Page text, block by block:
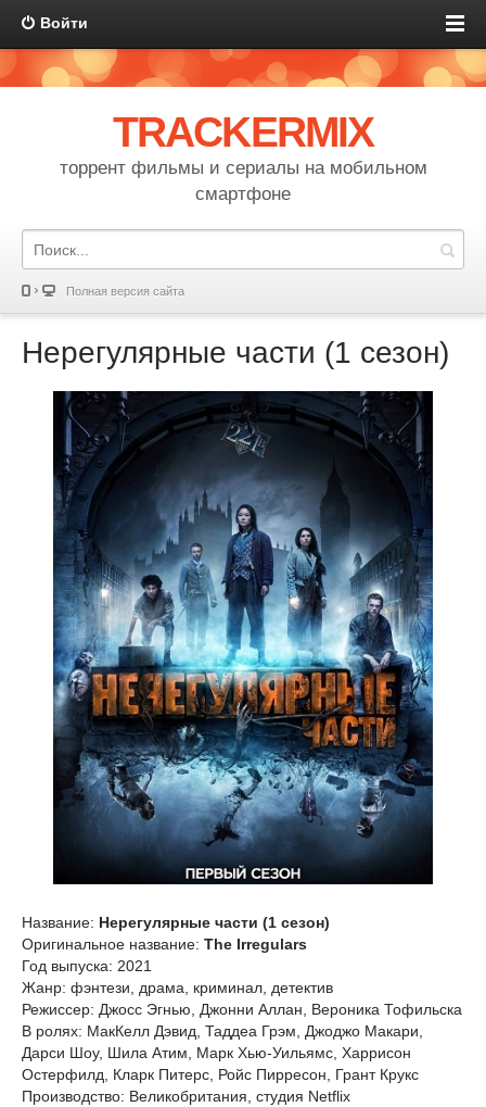
Войти
TRACKERMIX
торрент фильмы и сериалы на мобильном
смартфоне
Полная версия сайта
Нерегулярные части (1 сезон)
Название: Нерегулярные части (1 сезон)
Оригинальное название: The Irregulars
Год выпуска: 2021
Жанр: фэнтези, драма, криминал, детектив
Режиссер: Джосс Эгнью, Джонни Аллан, Вероника Тофильска
В ролях: МакКелл Дэвид, Таддеа Грэм, Джоджо Макари,
Дарси Шоу, Шила Атим, Марк Хью-Уильямс, Харрисон
Остерфилд, Кларк Питерс, Ройс Пирресон, Грант Крукс
Производство: Великобритания, студия Netflix